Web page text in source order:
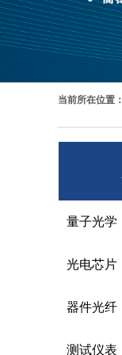
量子光学
光电芯片
器件光纤
测试仪表
当前所在位置 ：